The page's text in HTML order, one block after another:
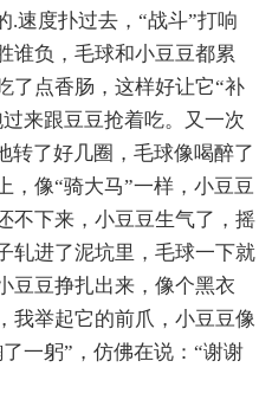
.速度扑过去，“战斗”打响
谁负，毛球和小豆豆都累
了点香肠，这样好让它“补
来跟豆豆抢着吃。又一次
转了好几圈，毛球像喝醉了
，像“骑大马”一样，小豆豆
不下来，小豆豆生气了，摇
轧进了泥坑里，毛球一下就
豆豆挣扎出来，像个黑衣
我举起它的前爪，小豆豆像
一躬”，仿佛在说：“谢谢